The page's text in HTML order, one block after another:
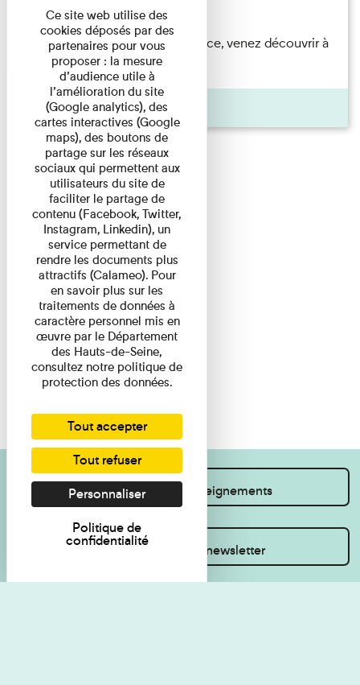
Du 23/08/2026 au 23/08/2026
Accompagnés par une médiatrice, venez découvrir à
travers une visite du ...
Agenda
Je souhaite des renseignements
Inscrivez-vous à la newsletter
Ce site web utilise des
cookies déposés par des
partenaires pour vous
proposer : la mesure
d’audience utile à
l’amélioration du site
(Google analytics), des
cartes interactives (Google
maps), des boutons de
partage sur les réseaux
sociaux qui permettent aux
utilisateurs du site de
faciliter le partage de
contenu (Facebook, Twitter,
Instagram, Linkedin), un
service permettant de
rendre les documents plus
attractifs (Calameo). Pour
en savoir plus sur les
traitements de données à
caractère personnel mis en
œuvre par le Département
des Hauts-de-Seine,
consultez notre politique de
protection des données.
Tout accepter
Tout refuser
Personnaliser
Politique de
confidentialité